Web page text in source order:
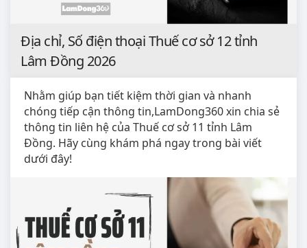
Địa chỉ, Số điện thoại Thuế cơ sở 12 tỉnh
Lâm Đồng 2026
Nhằm giúp bạn tiết kiệm thời gian và nhanh
chóng tiếp cận thông tin,LamDong360 xin chia sẻ
thông tin liên hệ của Thuế cơ sở 11 tỉnh Lâm
Đồng. Hãy cùng khám phá ngay trong bài viết
dưới đây!